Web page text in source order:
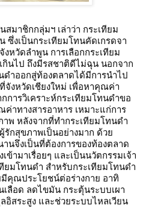
สมาชิกกลุ่มฯ เล่าว่า กระเทียม
ซึ่งเป็นกระเทียมโทนคัดเกรดจา
หวัดลำพูน การเลือกกระเทียม
นไป ถึงมีรสชาติดีไม่ฉุน นอกจาก
ำออกสู่ท้องตลาดได้มีการนำไป
จังหวัดเชียงใหม่ เพื่อหาคุณค่า
การวิเคราะห์กระเทียมโทนดำขอ
าทางสารอาหาร เหมาะแก่การ
าพ หลังจากที่ทำกระเทียมโทนดำ
กสุขภาพเป็นอย่างมาก ด้วย
นจึงเป็นที่ต้องการของท้องตลาด
ามาเรื่อยๆ และเป็นนวัตกรรมเจ้า
ยมโทนดำ สำหรับกระเทียมโทนดำ
คุณประโยชน์ต่อร่างกาย อาทิ
ลือด ลดไขมัน กระตุ้นระบบเผา
สระสูง และช่วยระบบไหลเวียน